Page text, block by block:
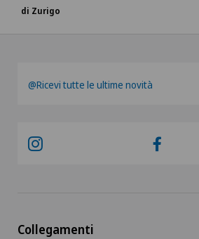
di Zurigo
@Ricevi tutte le ultime novità
Collegamenti